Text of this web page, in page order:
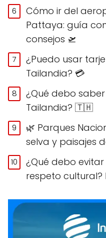
Cómo ir del
Pattaya: guía
consejos 🛫
¿Puedo usar
Tailandia? 💳
¿Qué debo
Tailandia? 🇹🇭
🌿 Parques
selva y paisajes
¿Qué debo
respeto cultural?